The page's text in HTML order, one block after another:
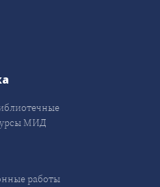
МИД
работы